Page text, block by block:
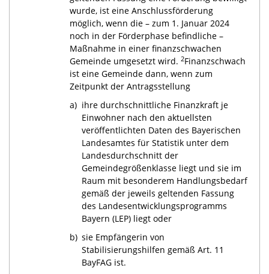
wurde, ist eine Anschlussförderung
möglich, wenn die – zum 1. Januar 2024
noch in der Förderphase befindliche –
Maßnahme in einer finanzschwachen
Gemeinde umgesetzt wird. 2Finanzschwach
ist eine Gemeinde dann, wenn zum
Zeitpunkt der Antragsstellung
a) ihre durchschnittliche Finanzkraft je
Einwohner nach den aktuellsten
veröffentlichten Daten des Bayerischen
Landesamtes für Statistik unter dem
Landesdurchschnitt der
Gemeindegrößenklasse liegt und sie im
Raum mit besonderem Handlungsbedarf
gemäß der jeweils geltenden Fassung
des Landesentwicklungsprogramms
Bayern (LEP) liegt oder
b) sie Empfängerin von
Stabilisierungshilfen gemäß Art. 11
BayFAG ist.